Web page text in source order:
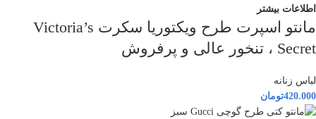
اطلاعات بیشتر
مانتو اسپرت طرح ويكتوريا سكرت Victoria’s
Secret ، تنخور عالی و پرفروش
لباس زنانه
420.000تومان